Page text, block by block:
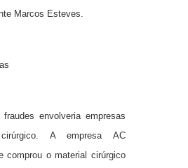
Marcos Esteves.
envolveria empresas
A empresa AC
comprou o material cirúrgico